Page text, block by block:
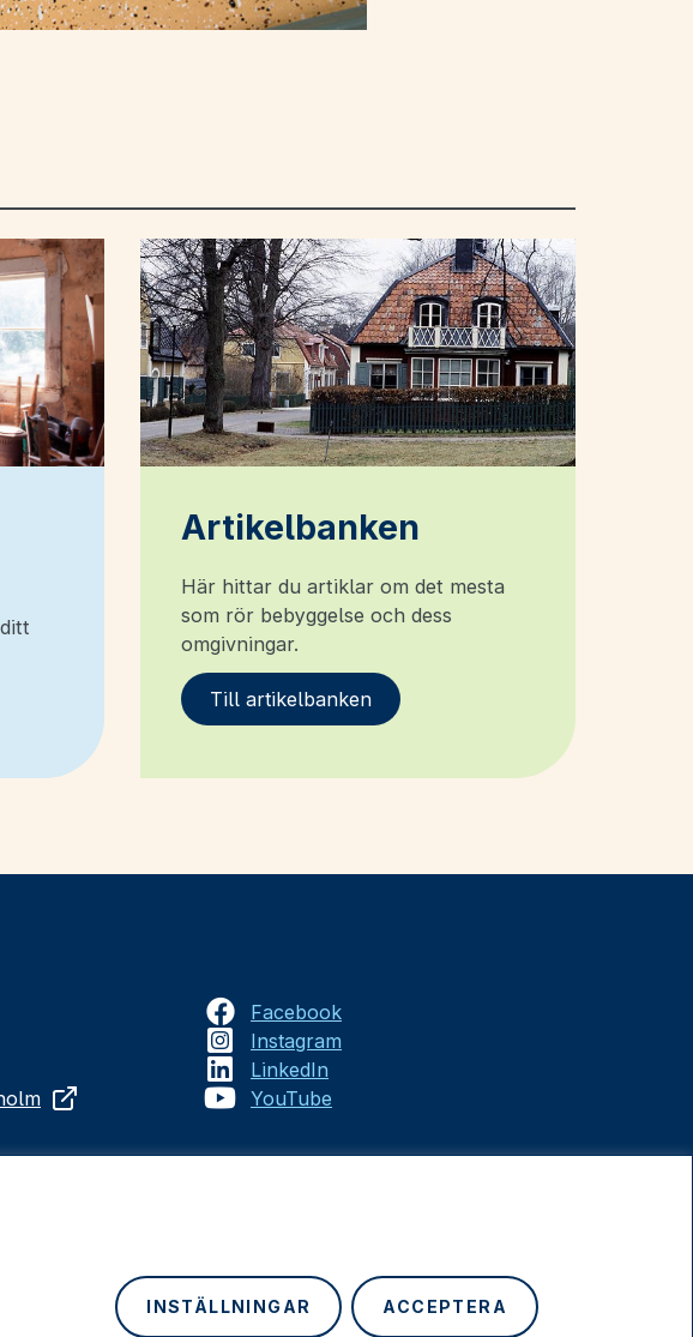
INSTÄLLNINGAR ACCEPTERA
Artikelbanken
Här hittar du artiklar om det mesta
som rör bebyggelse och dess
omgivningar.
Till artikelbanken
Facebook
Instagram
LinkedIn
YouTube